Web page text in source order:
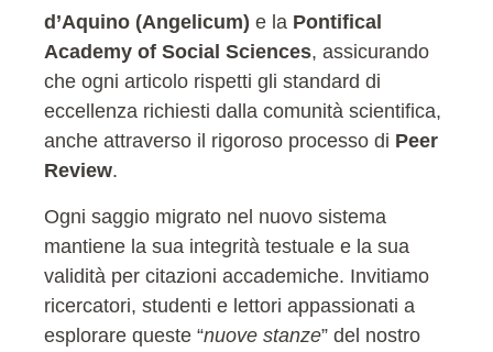
d’Aquino (Angelicum) e la Pontifical
Academy of Social Sciences, assicurando
che ogni articolo rispetti gli standard di
eccellenza richiesti dalla comunità scientifica,
anche attraverso il rigoroso processo di Peer
Review.
Ogni saggio migrato nel nuovo sistema
mantiene la sua integrità testuale e la sua
validità per citazioni accademiche. Invitiamo
ricercatori, studenti e lettori appassionati a
esplorare queste “nuove stanze” del nostro